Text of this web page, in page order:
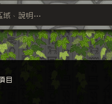
域、說明⋯
目